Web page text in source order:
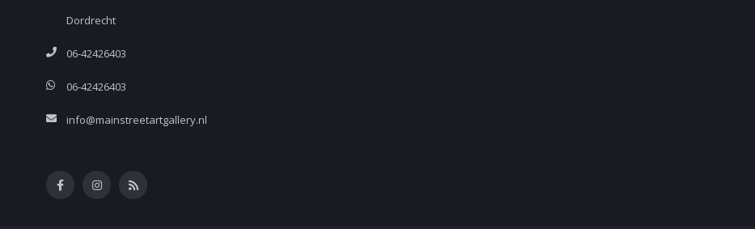
Dordrecht
06-42426403
06-42426403
info@mainstreetartgallery.nl